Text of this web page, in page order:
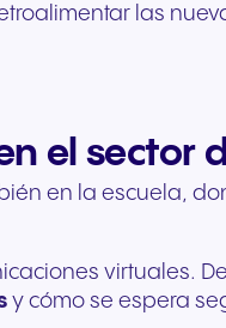
las
el sector
en la escuela,
virtuales.
y cómo se espera